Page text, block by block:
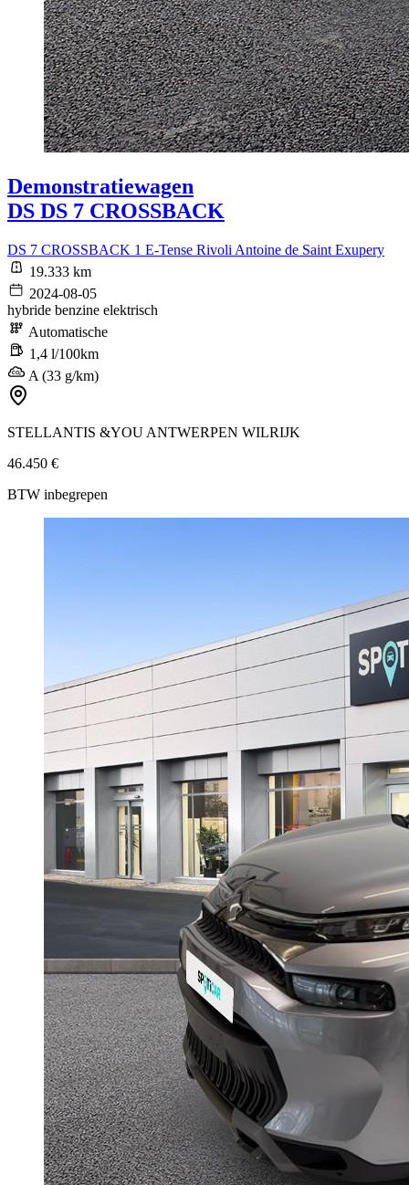
Demonstratiewagen
DS DS 7 CROSSBACK
DS 7 CROSSBACK 1 E-Tense Rivoli Antoine de Saint Exupery
19.333 km
2024-08-05
hybride benzine elektrisch
Automatische
1,4 l/100km
A (33 g/km)
STELLANTIS &YOU ANTWERPEN WILRIJK
46.450 €
BTW inbegrepen